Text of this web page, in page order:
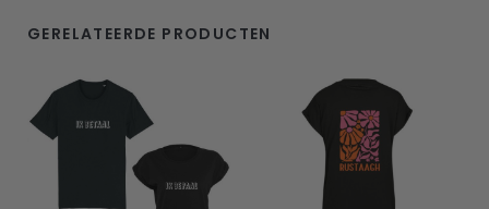
GERELATEERDE PRODUCTEN